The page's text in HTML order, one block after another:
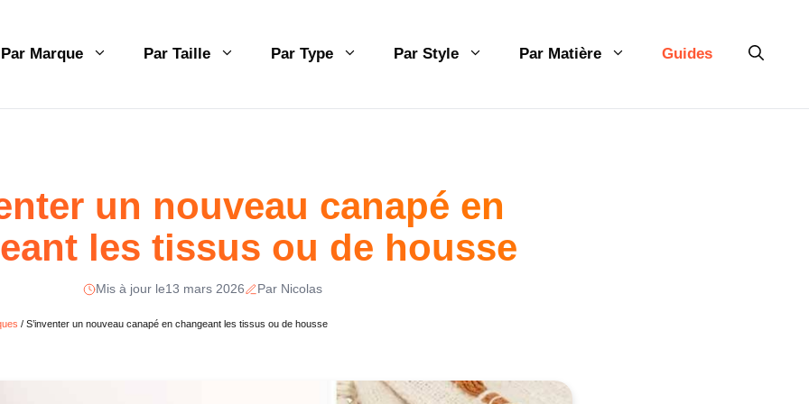
Par Marque Par Taille Par Type Par Style Par Matière Guides
un nouveau canapé en
les tissus ou de housse
Mis à jour le13 mars 2026 Par Nicolas
/ S’inventer un nouveau canapé en changeant les tissus ou de housse